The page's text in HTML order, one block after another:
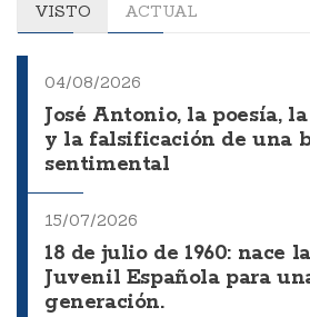
VISTO ACTUAL
04/08/2026
José Antonio, la poesía,
y la falsificación de una
sentimental
15/07/2026
18 de julio de 1960: nace
Juvenil Española para
generación.